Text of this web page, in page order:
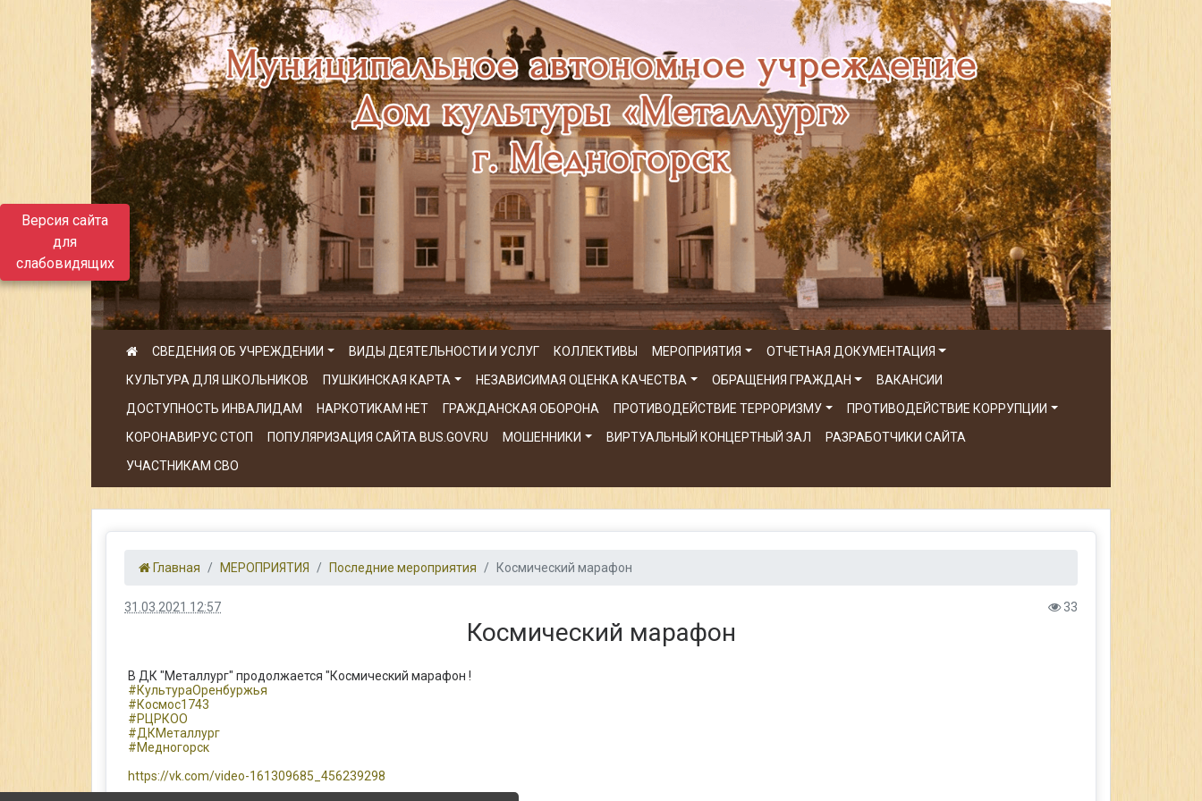
Версия сайта
для
слабовидящих
СВЕДЕНИЯ ОБ УЧРЕЖДЕНИИ ВИДЫ ДЕЯТЕЛЬНОСТИ И УСЛУГ КОЛЛЕКТИВЫ МЕРОПРИЯТИЯ
ОТЧЕТНАЯ ДОКУМЕНТАЦИЯ
КУЛЬТУРА ДЛЯ ШКОЛЬНИКОВ
ПУШКИНСКАЯ КАРТА НЕЗАВИСИМАЯ ОЦЕНКА КАЧЕСТВА ОБРАЩЕНИЯ ГРАЖДАН
ВАКАНСИИ
ДОСТУПНОСТЬ ИНВАЛИДАМ
НАРКОТИКАМ НЕТ ГРАЖДАНСКАЯ ОБОРОНА ПРОТИВОДЕЙСТВИЕ ТЕРРОРИЗМУ
ПРОТИВОДЕЙСТВИЕ КОРРУПЦИИ
КОРОНАВИРУС СТОП
ПОПУЛЯРИЗАЦИЯ САЙТА BUS.GOV.RU МОШЕННИКИ ВИРТУАЛЬНЫЙ КОНЦЕРТНЫЙ ЗАЛ
РАЗРАБОТЧИКИ САЙТА
УЧАСТНИКАМ СВО
Главная МЕРОПРИЯТИЯ Последние мероприятия Космический марафон
31.03.2021 12:57 33
Космический марафон
В ДК "Металлург" продолжается "Космический марафон !
#КультураОренбуржья
#Космос1743
#РЦРКОО
#ДКМеталлург
#Медногорск
https://vk.com/video-161309685_456239298